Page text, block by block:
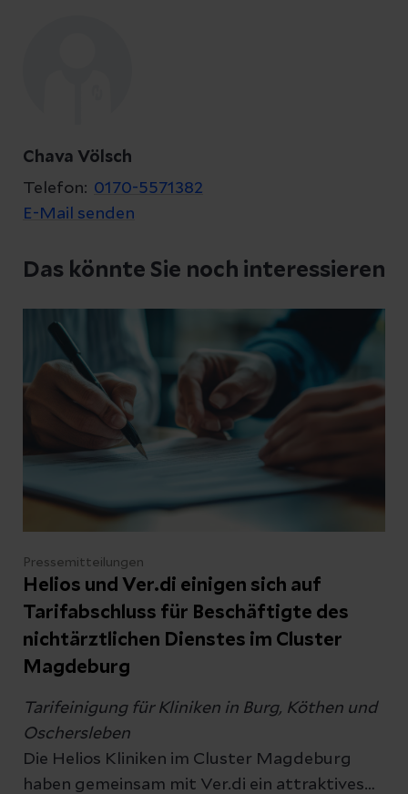
Abbrechen
Chava Völsch
Telefon: 0170-5571382
E-Mail senden
Das könnte Sie noch interessieren
Pressemitteilungen
Helios und Ver.di einigen sich auf
Tarifabschluss für Beschäftigte des
nichtärztlichen Dienstes im Cluster
Magdeburg
Tarifeinigung für Kliniken in Burg, Köthen und
Oschersleben
Die Helios Kliniken im Cluster Magdeburg
haben gemeinsam mit Ver.di ein attraktives